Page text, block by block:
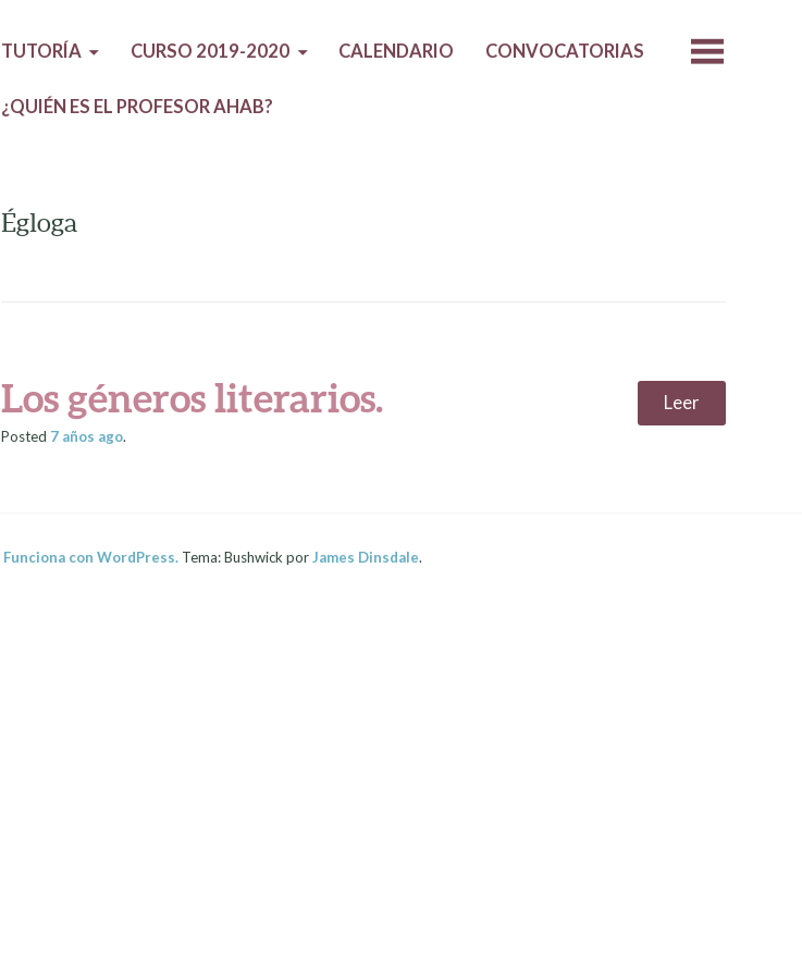
TUTORÍA CURSO 2019-2020 CALENDARIO CONVOCATORIAS
¿QUIÉN ES EL PROFESOR AHAB?
Égloga
Los géneros literarios. Leer
Posted 7 años ago.
Funciona con WordPress.Tema: Bushwick porJames Dinsdale.